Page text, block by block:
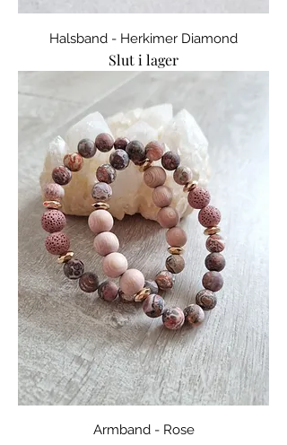
Halsband - Herkimer Diamond
Slut i lager
Armband - Rose